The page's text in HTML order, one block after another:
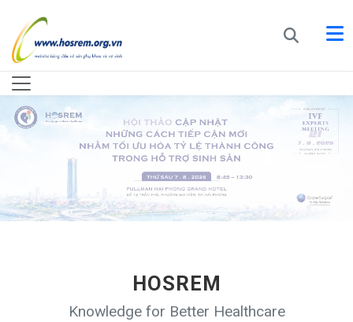
HOSREM
Knowledge for Better Healthcare